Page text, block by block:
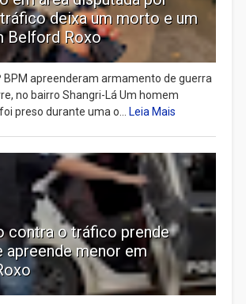
deixa um morto e um
Belford Roxo
BPM apreenderam armamento de guerra
no bairro Shangri-Lá Um homem
preso durante uma o... Leia Mais
contra o tráfico prende
apreende menor em